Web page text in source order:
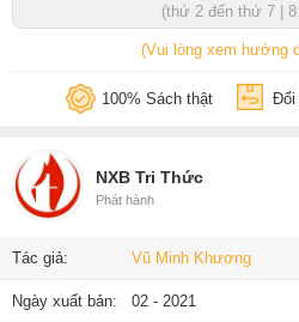
(thứ 2 đến thứ 7 |
(Vui lòng xem hướng
100% Sách thật Đổi
NXB Tri Thức
Phát hành
Tác giả: Vũ Minh Khương
Ngày xuất bản: 02 - 2021